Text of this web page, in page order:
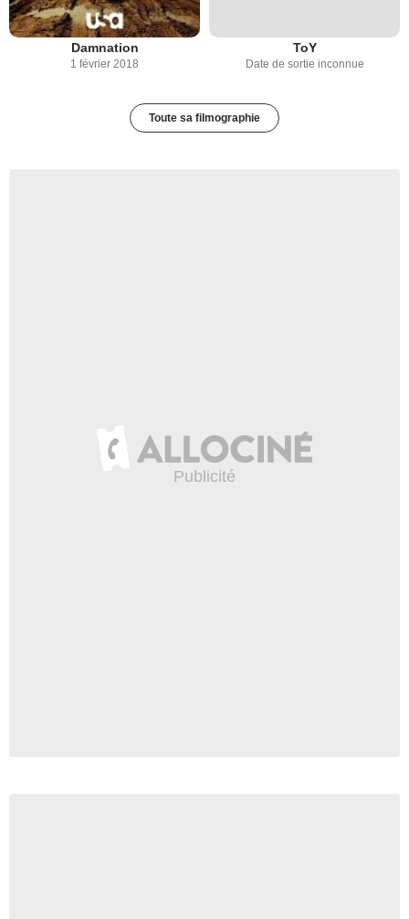
Damnation
1 février 2018
ToY
Date de sortie inconnue
Toute sa filmographie